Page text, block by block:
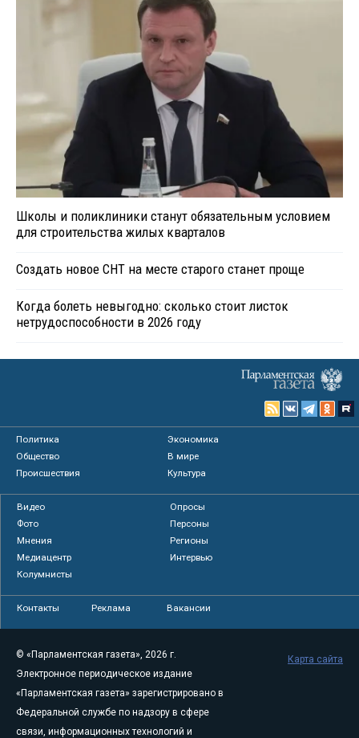
Школы и поликлиники станут обязательным условием
для строительства жилых кварталов
Создать новое СНТ на месте старого станет проще
Когда болеть невыгодно: сколько стоит листок
нетрудоспособности в 2026 году
Политика
Экономика
Общество
В мире
Происшествия
Культура
Видео
Опросы
Фото
Персоны
Мнения
Регионы
Медиацентр
Интервью
Колумнисты
Контакты Реклама Вакансии
© «Парламентская газета», 2026 г.
Электронное периодическое издание
«Парламентская газета» зарегистрировано в
Федеральной службе по надзору в сфере
связи, информационных технологий и
Карта сайта